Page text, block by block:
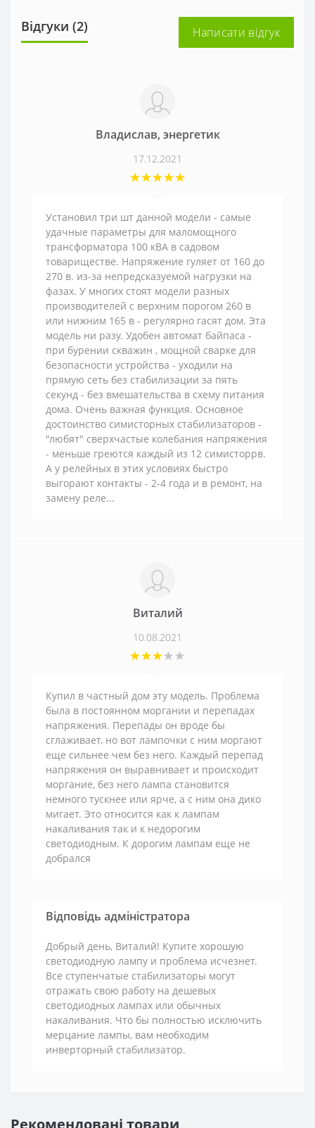
Відгуки (2) Написати відгук
Владислав, энергетик
17.12.2021
Установил три шт данной модели - самые
удачные параметры для маломощного
трансформатора 100 кВА в садовом
товариществе. Напряжение гуляет от 160 до
270 в. из-за непредсказуемой нагрузки на
фазах. У многих стоят модели разных
производителей с верхним порогом 260 в
или нижним 165 в - регулярно гасят дом. Эта
модель ни разу. Удобен автомат байпаса -
при бурении скважин , мощной сварке для
безопасности устройства - уходили на
прямую сеть без стабилизации за пять
секунд - без вмешательства в схему питания
дома. Очень важная функция. Основное
достоинство симисторных стабилизаторов -
"любят" сверхчастые колебания напряжения
- меньше греются каждый из 12 симисторрв.
А у релейных в этих условиях быстро
выгорают контакты - 2-4 года и в ремонт, на
замену реле...
Виталий
10.08.2021
Купил в частный дом эту модель. Проблема
была в постоянном моргании и перепадах
напряжения. Перепады он вроде бы
сглаживает, но вот лампочки с ним моргают
еще сильнее чем без него. Каждый перепад
напряжения он выравнивает и происходит
моргание, без него лампа становится
немного тускнее или ярче, а с ним она дико
мигает. Это относится как к лампам
накаливания так и к недорогим
светодиодным. К дорогим лампам еще не
добрался
Відповідь адміністратора
Добрый день, Виталий! Купите хорошую
светодиодную лампу и проблема исчезнет.
Все ступенчатые стабилизаторы могут
отражать свою работу на дешевых
светодиодных лампах или обычных
накаливания. Что бы полностью исключить
мерцание лампы, вам необходим
инверторный стабилизатор.